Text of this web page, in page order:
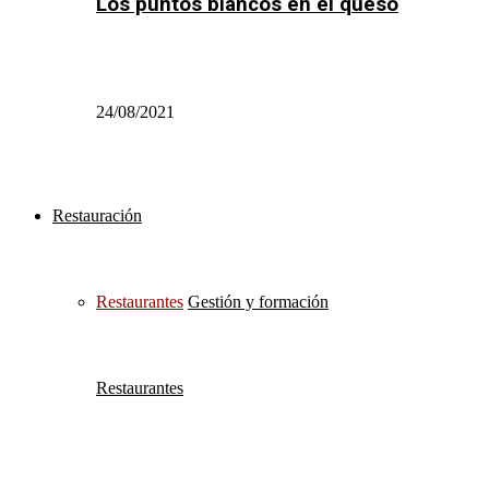
24/08/2021
Restauración
Restaurantes Gestión y formación
Restaurantes